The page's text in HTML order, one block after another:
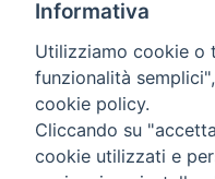
Sorrento
tel.
Giorni
Venerdì
PEC:
Informativa
Utilizziamo cookie o
funzionalità
cookie policy.
Cliccando su
cookie utilizzati e